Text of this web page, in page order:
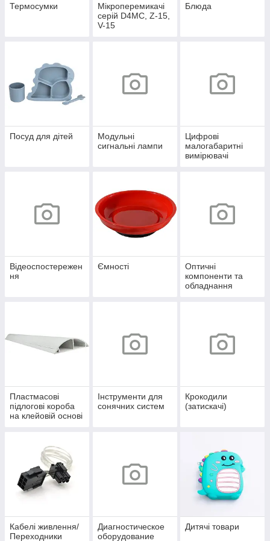
Термосумки
Мікроперемикачі
серій D4MC, Z-15,
V-15
Блюда
Посуд для дітей
Модульні
сигнальні лампи
Цифрові
малогабаритні
вимірювачі
Відеоспостережен
ня
Ємності
Оптичні
компоненти та
обладнання
Пластмасові
підлогові короба
на клейовій основі
Інструменти для
сонячних систем
Крокодили
(затискачі)
Кабелі живлення/
Переходники
Диагностическое
оборудование
Дитячі товари